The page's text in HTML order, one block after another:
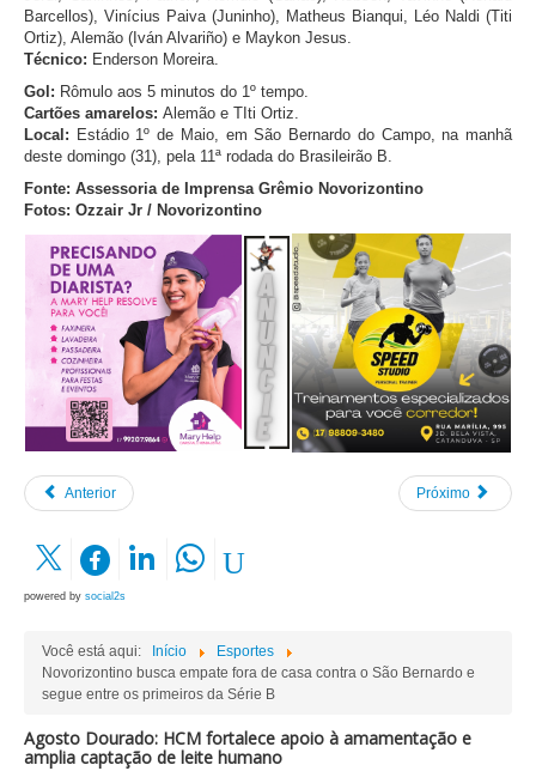
Barcellos), Vinícius Paiva (Juninho), Matheus Bianqui, Léo Naldi (Titi
Ortiz), Alemão (Iván Alvariño) e Maykon Jesus.
Técnico: Enderson Moreira.
Gol: Rômulo aos 5 minutos do 1º tempo.
Cartões amarelos: Alemão e TIti Ortiz.
Local: Estádio 1º de Maio, em São Bernardo do Campo, na manhã
deste domingo (31), pela 11ª rodada do Brasileirão B.
Fonte: Assessoria de Imprensa Grêmio Novorizontino
Fotos: Ozzair Jr / Novorizontino
Anterior Próximo
powered by social2s
Você está aqui: Início
Esportes
Novorizontino busca empate fora de casa contra o São Bernardo e
segue entre os primeiros da Série B
Agosto Dourado: HCM fortalece apoio à amamentação e
amplia captação de leite humano